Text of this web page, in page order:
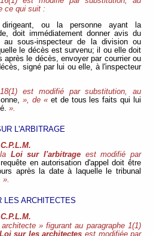
ce qui suit :
ou la personne ayant la
doit immédiatement donner avis du
sous-inspecteur de la division ou
le décès est survenu; il ou elle doit
après le décès, envoyer par courrier ou
signé par lui ou elle, à l'inspecteur
est modifié par substitution, au
», de « et de tous les faits qui lui
».
L'ARBITRAGE
C.P.L.M.
Loi sur l'arbitrageest modifié par
en autorisation d'appel doit être
après la date à laquelle le tribunal
».
LES ARCHITECTES
C.P.L.M.
» figurant au paragraphe 1(1)